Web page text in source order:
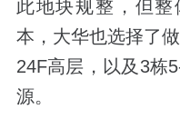
此地块规整，但
本，大华也选择了
24F高层，以及 3栋
源。